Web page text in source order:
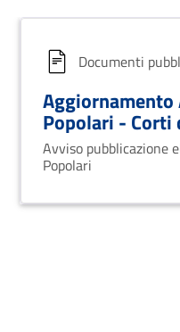
Documenti
Popolari - Corti
Avviso pubblicazione
Popolari